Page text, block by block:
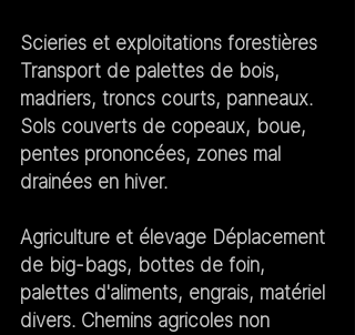
Scieries et exploitations forestières
Transport de palettes de bois,
madriers, troncs courts, panneaux.
Sols couverts de copeaux, boue,
pentes prononcées, zones mal
drainées en hiver.
Agriculture et élevage Déplacement
de big-bags, bottes de foin,
palettes d'aliments, engrais, matériel
divers. Chemins agricoles non